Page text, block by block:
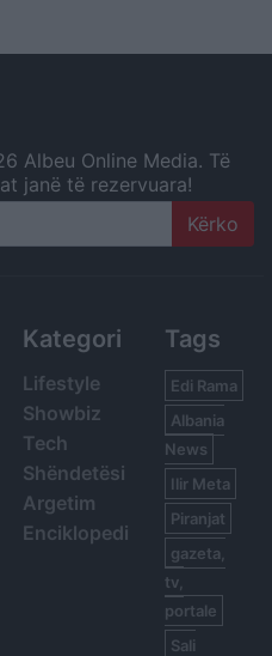
Albeu Online Media. Të
janë të rezervuara!
Kategori
Lifestyle
Showbiz
Tech
Shëndetësi
Argetim
Enciklopedi
Tags
Edi Rama
Albania
News
Ilir Meta
Piranjat
gazeta,
tv,
portale
Sali